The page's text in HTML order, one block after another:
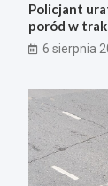
Policjant
poród w
6 sierpnia